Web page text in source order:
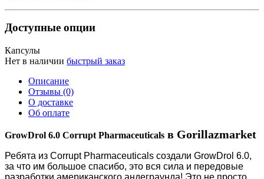
Доступные опции
Капсулы
Нет в наличии быстрый заказ
Описание
Отзывы (0)
О доставке
Об оплате
GrowDrol 6.0 Corrupt Pharmaceuticals в Gorillazmarket
Ребята из Corrupt Pharmaceuticals создали GrowDrol 6.0,
за что им большое спасибо, это вся сила и передовые
разработки американского андеграунда! Это не просто